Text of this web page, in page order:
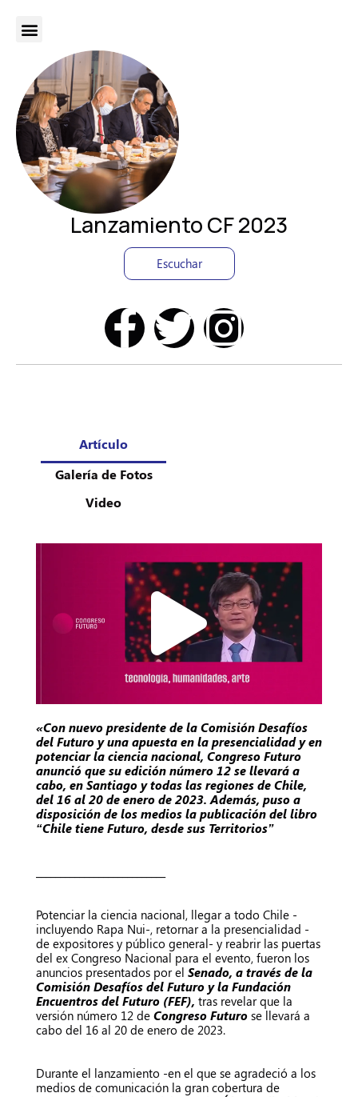
Lanzamiento CF 2023
Escuchar
Artículo
Galería de Fotos
Video
«Con nuevo presidente de la Comisión Desafíos
del Futuro y una apuesta en la presencialidad y en
potenciar la ciencia nacional, Congreso Futuro
anunció que su edición número 12 se llevará a
cabo, en Santiago y todas las regiones de Chile,
del 16 al 20 de enero de 2023. Además, puso a
disposición de los medios la publicación del libro
“Chile tiene Futuro, desde sus Territorios”
Potenciar la ciencia nacional, llegar a todo Chile -
incluyendo Rapa Nui-, retornar a la presencialidad -
de expositores y público general- y reabrir las puertas
del ex Congreso Nacional para el evento, fueron los
anuncios presentados por el Senado, a través de la
Comisión Desafíos del Futuro y la Fundación
Encuentros del Futuro (FEF), tras revelar que la
versión número 12 de Congreso Futuro se llevará a
cabo del 16 al 20 de enero de 2023.
Durante el lanzamiento -en el que se agradeció a los
medios de comunicación la gran cobertura de